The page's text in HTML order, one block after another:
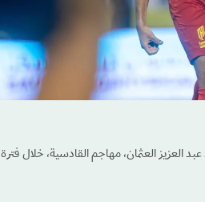
العثمان، مهاجم القادسية، خلال فترة